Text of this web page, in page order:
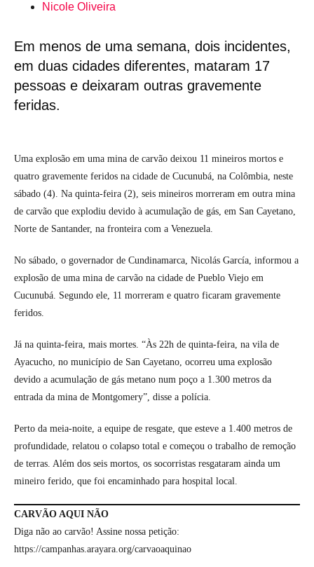
Nicole Oliveira
Em menos de uma semana, dois incidentes,
em duas cidades diferentes, mataram 17
pessoas e deixaram outras gravemente
feridas.
Uma explosão em uma mina de carvão deixou 11 mineiros mortos e
quatro gravemente feridos na cidade de Cucunubá, na Colômbia, neste
sábado (4). Na quinta-feira (2), seis mineiros morreram em outra mina
de carvão que explodiu devido à acumulação de gás, em San Cayetano,
Norte de Santander, na fronteira com a Venezuela.
No sábado, o governador de Cundinamarca, Nicolás García, informou a
explosão de uma mina de carvão na cidade de Pueblo Viejo em
Cucunubá. Segundo ele, 11 morreram e quatro ficaram gravemente
feridos.
Já na quinta-feira, mais mortes. “Às 22h de quinta-feira, na vila de
Ayacucho, no município de San Cayetano, ocorreu uma explosão
devido a acumulação de gás metano num poço a 1.300 metros da
entrada da mina de Montgomery”, disse a polícia.
Perto da meia-noite, a equipe de resgate, que esteve a 1.400 metros de
profundidade, relatou o colapso total e começou o trabalho de remoção
de terras. Além dos seis mortos, os socorristas resgataram ainda um
mineiro ferido, que foi encaminhado para hospital local.
CARVÃO AQUI NÃO
Diga não ao carvão! Assine nossa petição:
https://campanhas.arayara.org/carvaoaquinao